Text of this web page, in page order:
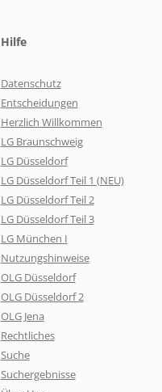
Hilfe
Datenschutz
Entscheidungen
Herzlich Willkommen
LG Braunschweig
LG Düsseldorf
LG Düsseldorf Teil 1 (NEU)
LG Düsseldorf Teil 2
LG Düsseldorf Teil 3
LG München I
Nutzungshinweise
OLG Düsseldorf
OLG Düsseldorf 2
OLG Jena
Rechtliches
Suche
Suchergebnisse